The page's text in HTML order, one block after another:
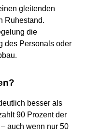
gleitenden
Ruhestand.
die
des Personals oder
besser als
90 Prozent der
auch wenn nur 50